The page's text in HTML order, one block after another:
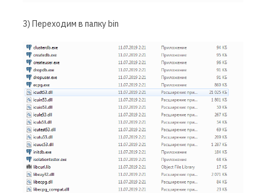
3) Переходим в папку bin